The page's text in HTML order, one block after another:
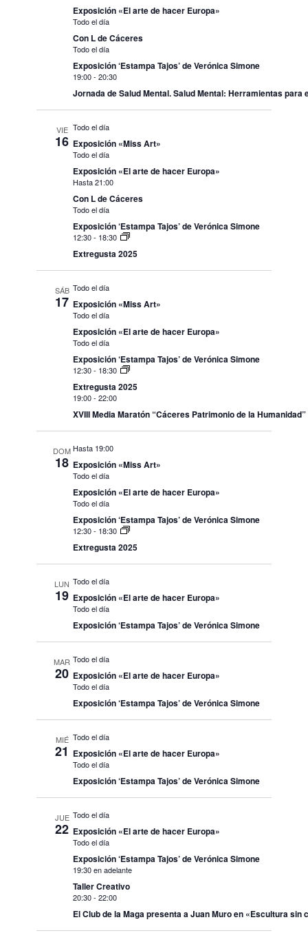
Exposición «El arte de hacer Europa»
Todo el día
Con L de Cáceres
Todo el día
Exposición ‘Estampa Tajos’ de Verónica Simone
19:00-20:30
Jornada de Salud Mental. Salud Mental: Herramientas para
VIE
16
Todo el día
Exposición «Miss Art»
Todo el día
Exposición «El arte de hacer Europa»
Hasta 21:00
Con L de Cáceres
Todo el día
Exposición ‘Estampa Tajos’ de Verónica Simone
12:30- 18:30
Extregusta 2025
SÁB
17
Todo el día
Exposición «Miss Art»
Todo el día
Exposición «El arte de hacer Europa»
Todo el día
Exposición ‘Estampa Tajos’ de Verónica Simone
12:30- 18:30
Extregusta 2025
19:00-22:00
XVIII Media Maratón “Cáceres Patrimonio de la
DOM
18
Hasta 19:00
Exposición «Miss Art»
Todo el día
Exposición «El arte de hacer Europa»
Todo el día
Exposición ‘Estampa Tajos’ de Verónica Simone
12:30- 18:30
Extregusta 2025
LUN
19
Todo el día
Exposición «El arte de hacer Europa»
Todo el día
Exposición ‘Estampa Tajos’ de Verónica Simone
MAR
20
Todo el día
Exposición «El arte de hacer Europa»
Todo el día
Exposición ‘Estampa Tajos’ de Verónica Simone
MIÉ
21
Todo el día
Exposición «El arte de hacer Europa»
Todo el día
Exposición ‘Estampa Tajos’ de Verónica Simone
JUE
22
Todo el día
Exposición «El arte de hacer Europa»
Todo el día
Exposición ‘Estampa Tajos’ de Verónica Simone
19:30 en adelante
Taller Creativo
20:30-22:00
El Club de la Maga presenta a Juan Muro en «Escultura